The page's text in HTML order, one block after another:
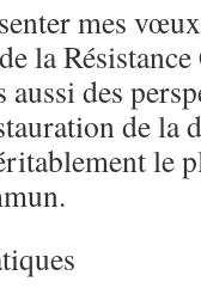
mes
la
des
de la
le